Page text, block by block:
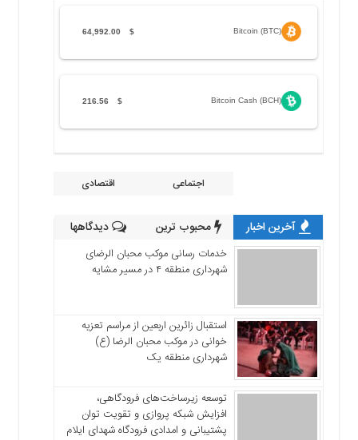
Bitcoin (BTC)
$
64,992.00
Bitcoin Cash (BCH)
$
216.56
اجتماعی اقتصادی
آخرین اخبار محبوب ترین دیدگاهها
خدمات رسانی موکب محبان الرضای
شهرداری منطقه ۴ در مسیر مشایه
استقبال زائرین اربعین از مراسم تعزیه
خوانی در موکب محبان الرضا (ع)
شهرداری منطقه یک
توسعه زیرساخت‌های فرودگاهی،
افزایش شبکه پروازی و تقویت توان
پشتیبانی و امدادی فرودگاه شهدای ایلام